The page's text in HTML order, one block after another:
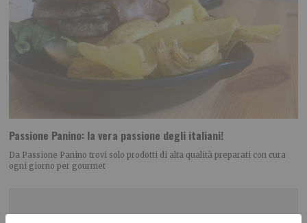
Passione Panino: la vera passione degli italiani!
Da Passione Panino trovi solo prodotti di alta qualità preparati con cura
ogni giorno per gourmet